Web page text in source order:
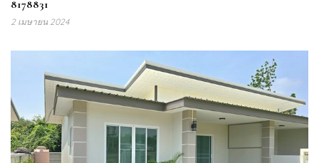
8178831
2 เมษายน 2024